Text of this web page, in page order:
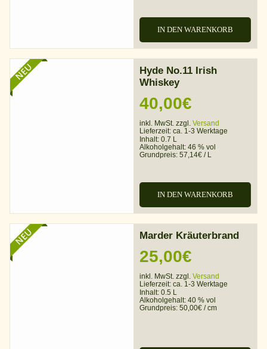
IN DEN WARENKORB
NEU
Hyde No.11 Irish
Whiskey
40,00€
inkl. MwSt. zzgl. Versand
Lieferzeit: ca. 1-3 Werktage
Inhalt: 0.7 L
Alkoholgehalt: 46 % vol
Grundpreis: 57,14€ / L
IN DEN WARENKORB
NEU Marder Kräuterbrand
25,00€
inkl. MwSt. zzgl. Versand
Lieferzeit: ca. 1-3 Werktage
Inhalt: 0.5 L
Alkoholgehalt: 40 % vol
Grundpreis: 50,00€ /cm